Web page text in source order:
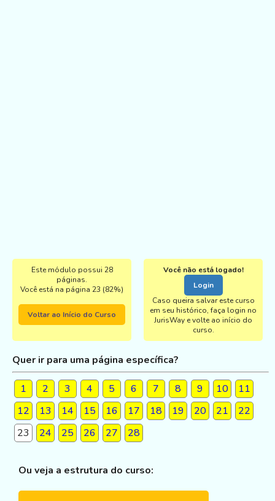
Este módulo possui 28
páginas.
Você está na página 23 (82%)
Voltar ao Início do Curso
Você não está logado!
Login
Caso queira salvar este curso
em seu histórico, faça login no
JurisWay e volte ao início do
curso.
Quer ir para uma página específica?
1 2 3 4 5 6 7 8 9 10
11
12
13 14 15 16 17 18 19 20 21
22
23
24 25 26 27 28
Ou veja a estrutura do curso: